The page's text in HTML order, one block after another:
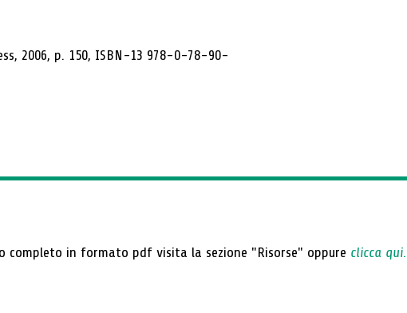
2006, p. 150, ISBN-13 978-0-78-90-
completo in formato pdf visita la sezione "Risorse" oppure clicca qui.